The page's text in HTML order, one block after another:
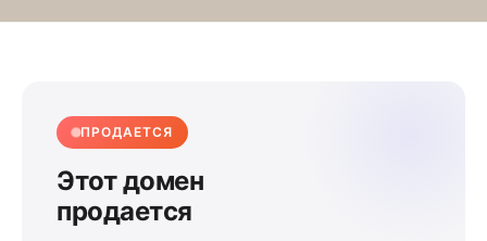
ПРОДАЕТСЯ
Этот домен
продается